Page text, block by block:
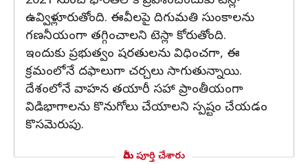
ఉవ్విళ్లూరుతోంది. ఈవీలపై దిగుమతి సుంకాలను
గణనీయంగా తగ్గించాలని టెస్లా కోరుతోంది.
ఇందుకు ప్రభుత్వం షరతులను విధించగా, ఈ
క్రమంలోనే దఫాలుగా చర్చలు సాగుతున్నాయి.
దేశంలోనే వాహన తయారీ సహా ప్రాంతీయంగా
విడిభాగాలను కొనుగోలు చేయాలని స్పష్టం చేయడం
కొసమెరుపు.
మీరు పూర్తి చేశారు